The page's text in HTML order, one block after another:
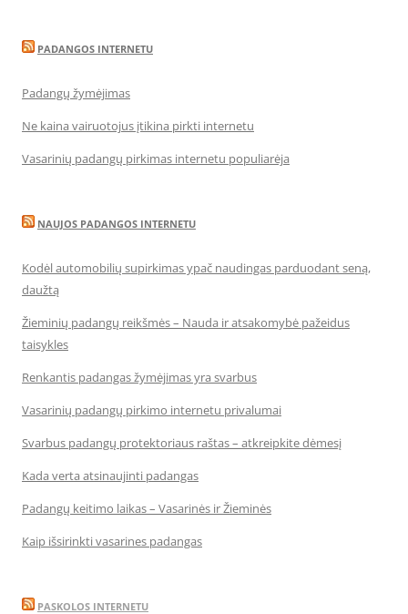
PADANGOS INTERNETU
Padangų žymėjimas
Ne kaina vairuotojus įtikina pirkti internetu
Vasarinių padangų pirkimas internetu populiarėja
NAUJOS PADANGOS INTERNETU
Kodėl automobilių supirkimas ypač naudingas parduodant seną,
daužtą
Žieminių padangų reikšmės – Nauda ir atsakomybė pažeidus
taisykles
Renkantis padangas žymėjimas yra svarbus
Vasarinių padangų pirkimo internetu privalumai
Svarbus padangų protektoriaus raštas – atkreipkite dėmesį
Kada verta atsinaujinti padangas
Padangų keitimo laikas – Vasarinės ir Žieminės
Kaip išsirinkti vasarines padangas
PASKOLOS INTERNETU